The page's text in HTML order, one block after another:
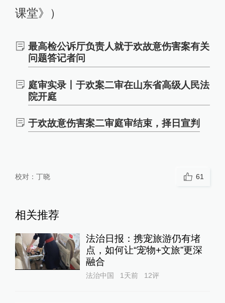
课堂》）
最高检公诉厅负责人就于欢故意伤害案有关
问题答记者问
庭审实录丨于欢案二审在山东省高级人民法
院开庭
于欢故意伤害案二审庭审结束，择日宣判
校对： 丁晓 61
相关推荐
法治日报：携宠旅游仍有堵
点，如何让“宠物+文旅”更深
融合
法治中国 1天前 12评